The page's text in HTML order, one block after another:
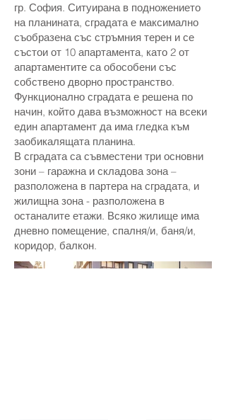
гр. София. Ситуирана в подножението
на планината, сградата е максимално
съобразена със стръмния терен и се
състои от 10 апартамента, като 2 от
апартаментите са обособени със
собствено дворно пространство.
Функционално сградата е решена по
начин, който дава възможност на всеки
един апартамент да има гледка към
заобикалящата планина.
В сградата са съвместени три основни
зони – гаражна и складова зона –
разположена в партера на сградата, и
жилищна зона - разположена в
останалите етажи. Всяко жилище има
дневно помещение, спалня/и, баня/и,
коридор, балкон.